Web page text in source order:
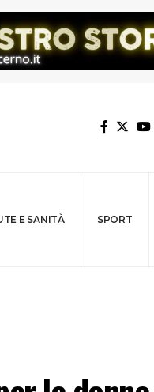
E SANITÀ SPORT